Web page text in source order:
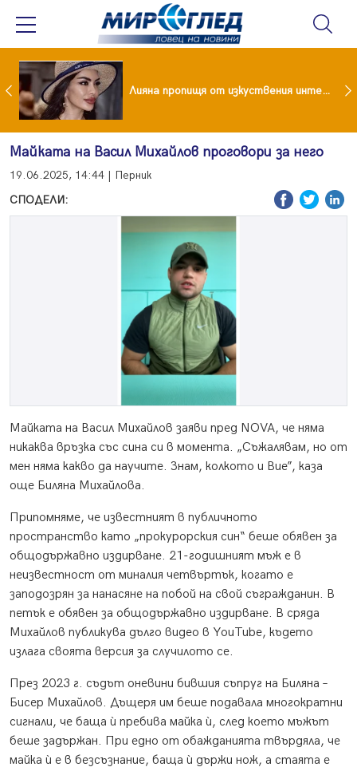
Популярен риалити герой заряза жена си заради друга Лияна пропищя от изкуствения интелект
Майката на Васил Михайлов проговори за него
19.06.2025, 14:44 | Перник
СПОДЕЛИ:
Майката на Васил Михайлов заяви пред NOVA, че няма
никаква връзка със сина си в момента. „Съжалявам, но от
мен няма какво да научите. Знам, колкото и Вие”, каза
още Биляна Михайлова.
Припомняме, че известният в публичното
пространство като „прокурорския син“ беше обявен за
общодържавно издирване. 21-годишният мъж е в
неизвестност от миналия четвъртък, когато е
заподозрян за нанасяне на побой на свой съгражданин. В
петък е обявен за общодържавно издирване. В сряда
Михайлов публикува дълго видео в YouTube, където
излага своята версия за случилото се.
През 2023 г. съдът оневини бившия съпруг на Биляна –
Бисер Михайлов. Дъщеря им беше подавала многократни
сигнали, че баща ѝ пребива майка ѝ, след което мъжът
беше задържан. При едно от обажданията твърдяла, че
майка ѝ е в безсъзнание, баща ѝ държи нож, а стаята е